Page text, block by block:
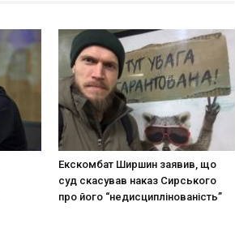
Екскомбат Ширшин заявив, що
суд скасував наказ Сирського
про його “недисциплінованість”